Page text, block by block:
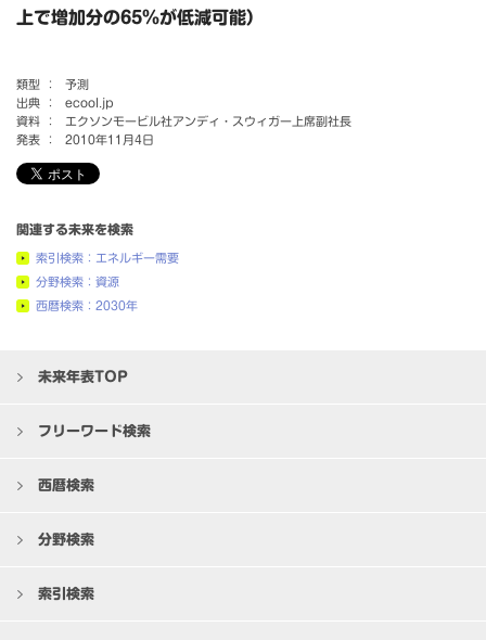
上で増加分の65％が低減可能）
類型 ：
予測
出典 ：
ecool.jp
資料 ：
エクソンモービル社アンディ・スウィガー上席副社長
発表 ：
2010年11月4日
関連する未来を検索
索引検索：エネルギー需要
分野検索：資源
西暦検索：2030年
未来年表TOP
フリーワード検索
西暦検索
分野検索
索引検索